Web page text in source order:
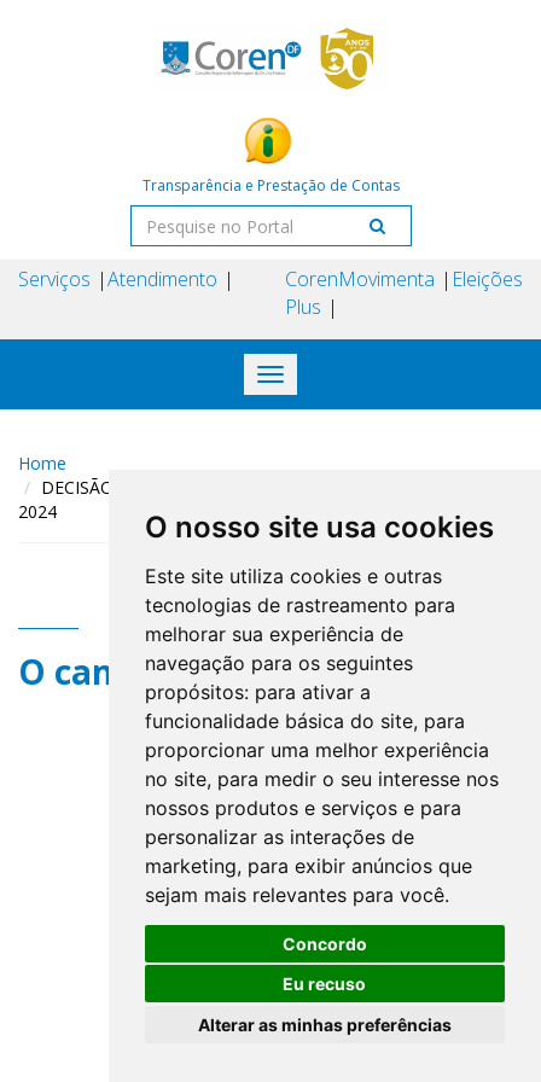
O nosso site usa cookies
Este site utiliza cookies e outras
tecnologias de rastreamento para
melhorar sua experiência de
navegação para os seguintes
propósitos: para ativar a
funcionalidade básica do site, para
proporcionar uma melhor experiência
no site, para medir o seu interesse nos
nossos produtos e serviços e para
personalizar as interações de
marketing, para exibir anúncios que
sejam mais relevantes para você.
Concordo
Eu recuso
Alterar as minhas preferências
Transparência e Prestação de Contas
Serviços Atendimento
Coren
Plus
Movimenta Eleições
Toggle
navigation
Home
DECISÃO COREN-DF N° 283 DE 23 DE DEZEMBRO DE
2024
O campo title não existe.